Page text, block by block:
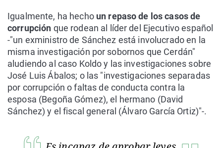
Igualmente, ha hecho un repaso de los casos de
corrupción que rodean al líder del Ejecutivo español
-"un exministro de Sánchez está involucrado en la
misma investigación por sobornos que Cerdán"
aludiendo al caso Koldo y las investigaciones sobre
José Luis Ábalos; o las "investigaciones separadas
por corrupción o faltas de conducta contra la
esposa (Begoña Gómez), el hermano (David
Sánchez) y el fiscal general (Álvaro García Ortiz)"-.